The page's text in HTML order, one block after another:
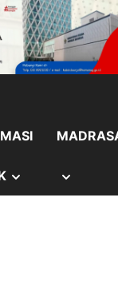
SHOW